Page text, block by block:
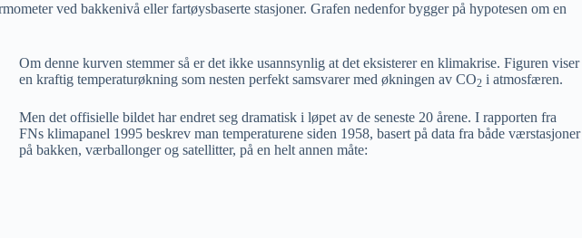
ved bakkenivå eller fartøysbaserte stasjoner. Grafen nedenfor bygger på hypotesen om en
Om denne kurven stemmer så er det ikke usannsynlig at det eksisterer en klimakrise. Figuren viser
en kraftig temperaturøkning som nesten perfekt samsvarer med økningen av CO2 i atmosfæren.
Men det offisielle bildet har endret seg dramatisk i løpet av de seneste 20 årene. I rapporten fra
FNs klimapanel 1995 beskrev man temperaturene siden 1958, basert på data fra både værstasjoner
på bakken, værballonger og satellitter, på en helt annen måte: